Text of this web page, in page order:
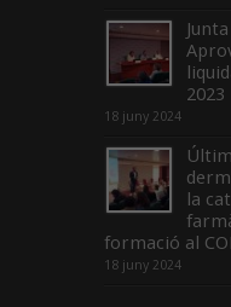
2023
18 juny 2024
la
formació al
18 juny 2024